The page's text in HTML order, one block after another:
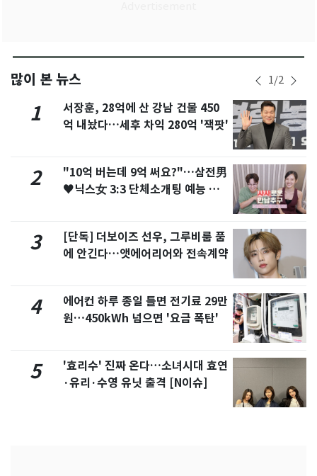
많이 본 뉴스 1/2
1
서장훈, 28억에 산 강남 건물 450
억 내놨다…세후 차익 280억 '잭팟'
2
"10억 버는데 9억 써요?"…삼전男
♥닉스女 3:3 단체소개팅 예능 화
3
[단독] 더보이즈 선우, 그루비룸 품
에 안긴다…앳에어리어와 전속계약
4
에어컨 하루 종일 틀면 전기료 29만
원…450kWh 넘으면 '요금 폭탄'
5
'효리수' 진짜 온다…소녀시대 효연
·유리·수영 유닛 출격 [N이슈]